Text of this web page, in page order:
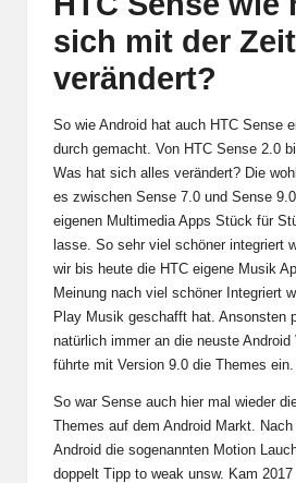
sich mit der Zeit
verändert?
So wie Android hat auch HTC Sense
durch gemacht. Von HTC Sense 2.0
Was hat sich alles verändert? Die
es zwischen Sense 7.0 und Sense
eigenen Multimedia Apps Stück für
lasse. So sehr viel schöner integriert
wir bis heute die HTC eigene Musik
Meinung nach viel schöner Integriert
Play Musik geschafft hat. Ansonsten
natürlich immer an die neuste Android
führte mit Version 9.0 die Themes ein.
So war Sense auch hier mal wieder
Themes auf dem Android Markt.
Android die sogenannten Motion
doppelt Tipp to weak unsw. Kam